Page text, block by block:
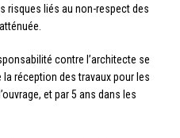
risques liés au non-respect des
contre l’architecte se
réception des travaux pour les
et par 5 ans dans les